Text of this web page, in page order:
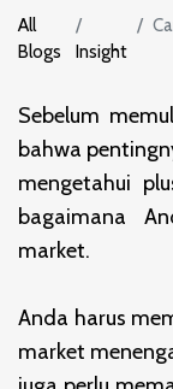
All
Blogs
Insight
Sebelum
bahwa
mengetahui
bagaimana
market.
Anda harus
market